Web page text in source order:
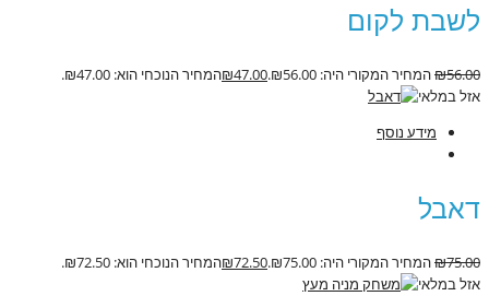
לשבת לקום
₪56.00 המחיר המקורי היה: ₪56.00. ₪47.00
המחיר הנוכחי הוא: ₪47.00.
אזל במלאי
מידע נוסף
דאבל
₪75.00 המחיר המקורי היה: ₪75.00. ₪72.50
המחיר הנוכחי הוא: ₪72.50.
אזל במלאי